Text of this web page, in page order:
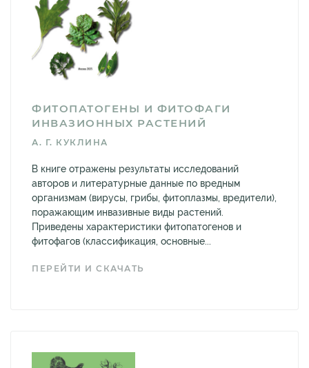
ФИТОПАТОГЕНЫ И ФИТОФАГИ
ИНВАЗИОННЫХ РАСТЕНИЙ
А. Г. КУКЛИНА
В книге отражены результаты исследований
авторов и литературные данные по вредным
организмам (вирусы, грибы, фитоплазмы, вредители),
поражающим инвазивные виды растений.
Приведены характеристики фитопатогенов и
фитофагов (классификация, основные...
ПЕРЕЙТИ И СКАЧАТЬ